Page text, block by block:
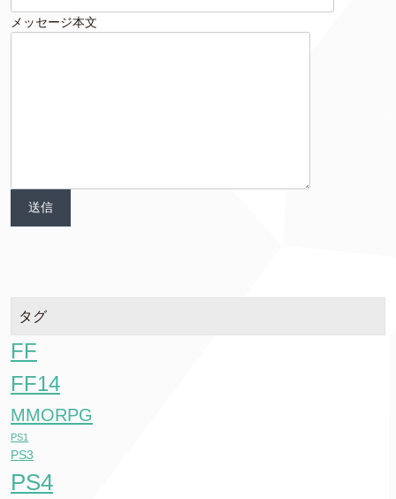
メッセージ本文
タグ
FF
FF14
MMORPG
PS1
PS3
PS4